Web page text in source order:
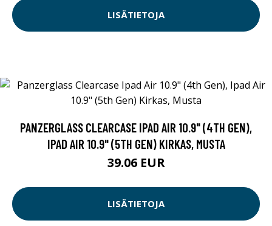
LISÄTIETOJA
PANZERGLASS CLEARCASE IPAD AIR 10.9" (4TH GEN),
IPAD AIR 10.9" (5TH GEN) KIRKAS, MUSTA
39.06 EUR
LISÄTIETOJA